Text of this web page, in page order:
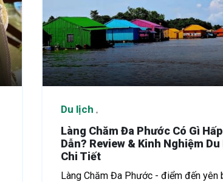
Du lịch
Làng Chăm Đa Phước Có Gì Hấp
Dẫn? Review & Kinh Nghiệm Du
Chi Tiết
Làng Chăm Đa Phước - điểm đến yên